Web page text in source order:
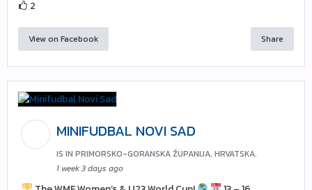
2
View on Facebook Share
MINIFUDBAL NOVI SAD
IS IN PRIMORSKO-GORANSKA ŽUPANIJA, HRVATSKA.
1 week 3 days ago